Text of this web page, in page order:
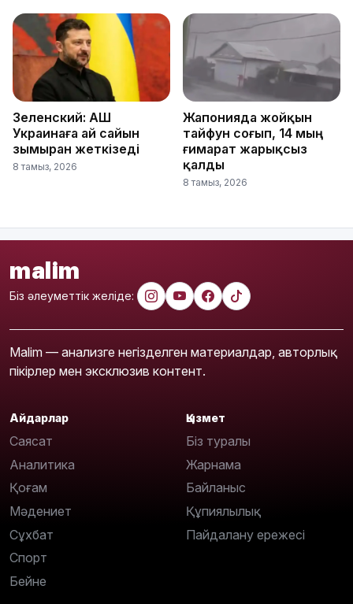
Зеленский: АҚШ
Украинаға ай сайын
зымыран жеткізеді
8 тамыз, 2026
Жапонияда жойқын
тайфун соғып, 14 мың
ғимарат жарықсыз
қалды
8 тамыз, 2026
malim
Біз әлеуметтік желіде:
Malim — анализге негізделген материалдар, авторлық
пікірлер мен эксклюзив контент.
Айдарлар
Саясат
Аналитика
Қоғам
Мәдениет
Сұхбат
Спорт
Бейне
Қызмет
Біз туралы
Жарнама
Байланыс
Құпиялылық
Пайдалану ережесі